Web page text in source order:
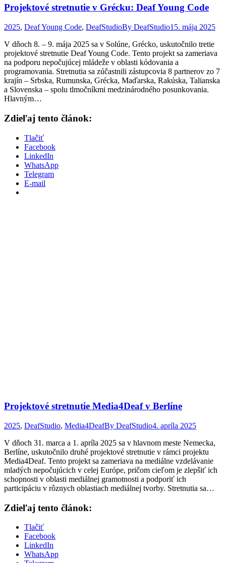
Projektové stretnutie v Grécku: Deaf Young Code
2025, Deaf Young Code, DeafStudioBy DeafStudio15. mája 2025
V dňoch 8. – 9. mája 2025 sa v Solúne, Grécko, uskutočnilo tretie
projektové stretnutie Deaf Young Code. Tento projekt sa zameriava
na podporu nepočujúcej mládeže v oblasti kódovania a
programovania. Stretnutia sa zúčastnili zástupcovia 8 partnerov zo 7
krajín – Srbska, Rumunska, Grécka, Maďarska, Rakúska, Talianska
a Slovenska – spolu tlmočníkmi medzinárodného posunkovania.
Hlavným…
Zdieľaj tento článok:
Tlačiť
Facebook
LinkedIn
WhatsApp
Telegram
E-mail
Projektové stretnutie Media4Deaf v Berlíne
2025, DeafStudio, Media4DeafBy DeafStudio4. apríla 2025
V dňoch 31. marca a 1. apríla 2025 sa v hlavnom meste Nemecka,
Berlíne, uskutočnilo druhé projektové stretnutie v rámci projektu
Media4Deaf. Tento projekt sa zameriava na mediálne vzdelávanie
mladých nepočujúcich v celej Európe, pričom cieľom je zlepšiť ich
schopnosti v oblasti mediálnej gramotnosti a podporiť ich
participáciu v rôznych oblastiach mediálnej tvorby. Stretnutia sa…
Zdieľaj tento článok:
Tlačiť
Facebook
LinkedIn
WhatsApp